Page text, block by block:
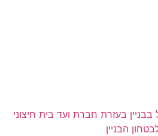
בעזרת חברת ועד בית חיצוני
הבניין